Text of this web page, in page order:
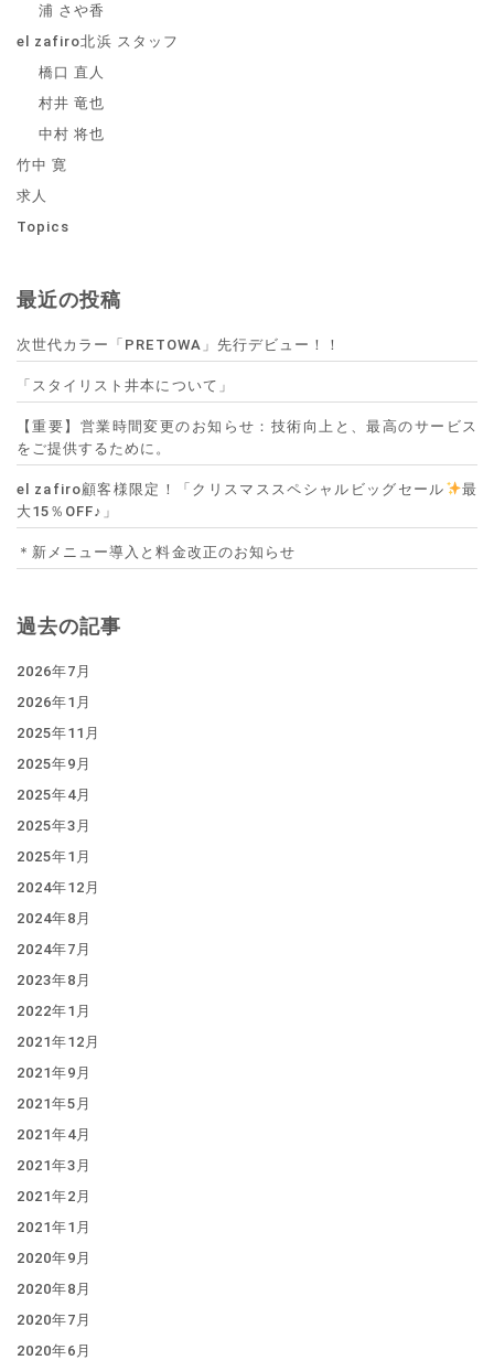
浦 さや香
el zafiro北浜 スタッフ
橋口 直人
村井 竜也
中村 将也
竹中 寛
求人
Topics
最近の投稿
次世代カラー「PRETOWA」先行デビュー！！
「スタイリスト井本について」
【重要】営業時間変更のお知らせ：技術向上と、最高のサービス
をご提供するために。
el zafiro顧客様限定！「クリスマススペシャルビッグセール
最
大15％OFF♪」
＊新メニュー導入と料金改正のお知らせ
過去の記事
2026年7月
2026年1月
2025年11月
2025年9月
2025年4月
2025年3月
2025年1月
2024年12月
2024年8月
2024年7月
2023年8月
2022年1月
2021年12月
2021年9月
2021年5月
2021年4月
2021年3月
2021年2月
2021年1月
2020年9月
2020年8月
2020年7月
2020年6月